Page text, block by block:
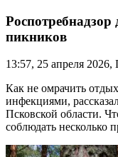
пикников
13:57, 25 апреля
Как не омрачить
инфекциями,
Псковской области.
соблюдать несколько